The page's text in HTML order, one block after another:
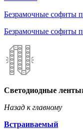
Безрамочные софиты
Безрамочные софиты
Светодиодные ленты
Назад к главному
Встраиваемый